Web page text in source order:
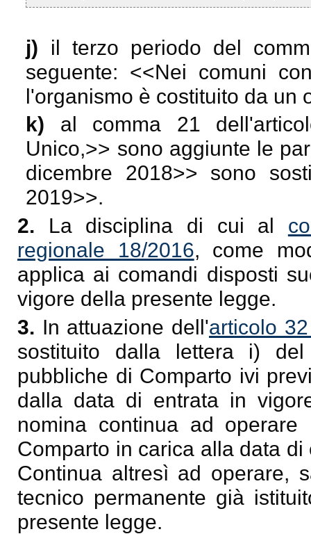
j) il terzo periodo del
seguente: <<Nei comuni
l'organismo è costituito da un
k) al comma 21
Unico,>> sono aggiunte le
dicembre 2018>> sono
2019>>.
2. La disciplina di cui al
regionale 18/2016, come
applica ai comandi disposti
vigore della presente legge.
3. In attuazione dell'articolo
sostituito dalla lettera i)
pubbliche di Comparto ivi
dalla data di entrata in
nomina continua ad
Comparto in carica alla data
Continua altresì ad operare,
tecnico permanente già
presente legge.